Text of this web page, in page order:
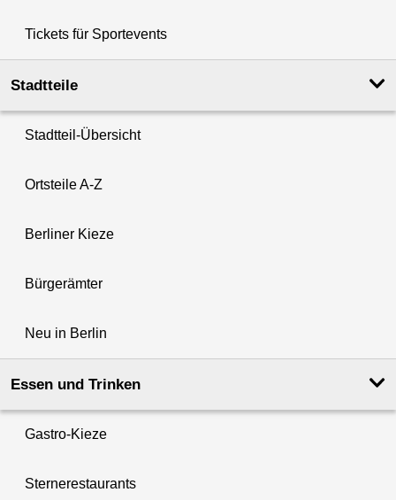
Tickets für Sportevents
Stadtteile
Stadtteil-Übersicht
Ortsteile A-Z
Berliner Kieze
Bürgerämter
Neu in Berlin
Essen und Trinken
Gastro-Kieze
Sternerestaurants